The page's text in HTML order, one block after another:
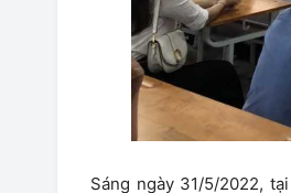
Sáng ngày 31/5/2022,